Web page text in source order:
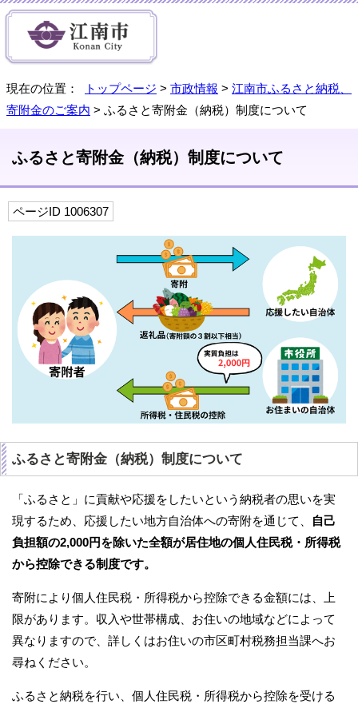
現在の位置： トップページ > 市政情報 > 江南市ふるさと納税、
寄附金のご案内 > ふるさと寄附金（納税）制度について
ふるさと寄附金（納税）制度について
ページID 1006307
ふるさと寄附金（納税）制度について
「ふるさと」に貢献や応援をしたいという納税者の思いを実
現するため、応援したい地方自治体への寄附を通じて、
自己
負担額の2,000円を除いた全額が居住地の個人住民税・所得税
から控除できる制度です。
寄附により個人住民税・所得税から控除できる金額には、上
限があります。収入や世帯構成、お住いの地域などによって
異なりますので、詳しくはお住いの市区町村税務担当課へお
尋ねください。
ふるさと納税を行い、個人住民税・所得税から控除を受ける